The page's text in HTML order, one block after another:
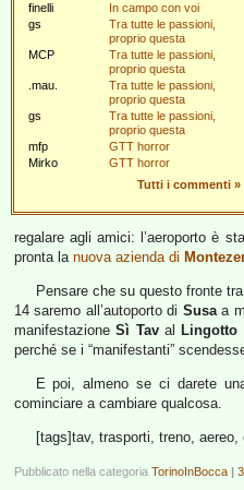
finelli
In campo con voi
gs
Tra tutte le passioni,
proprio questa
MCP
Tra tutte le passioni,
proprio questa
.mau.
Tra tutte le passioni,
proprio questa
gs
Tra tutte le passioni,
proprio questa
mfp
GTT horror
Mirko
GTT horror
Tutti i commenti »
regalare agli amici: l’aeroporto è
pronta la nuova azienda di
Pensare che su questo fronte
14 saremo all’autoporto di Susaa
manifestazioneSì Taval Lingotto
perché se i “manifestanti”
E poi, almeno se ci darete
cominciare a cambiare qualcosa.
[tags]tav, trasporti, treno,
Pubblicato nella categoria TorinoInBocca |